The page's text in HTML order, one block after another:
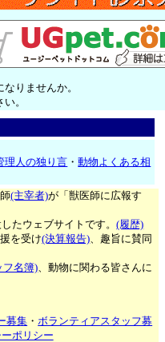
りませんか。
。
理人の独り言 ・動物よくある相
(主宰者)が「獣医師に広報す
たウェブサイトです。(履歴)
を受け(決算報告)、趣旨に賛同
フ名簿)、動物に関わる皆さんに
募集 ・ボランティアスタッフ募
ポリシー